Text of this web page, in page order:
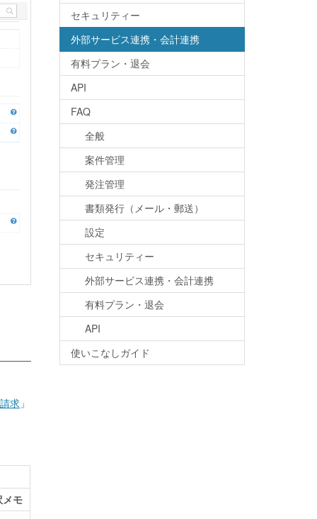
求 」
モ
セキュリティー
外部サービス連携・会計連携
有料プラン・退会
API
FAQ
全般
案件管理
発注管理
書類発行（メール・郵送）
設定
セキュリティー
外部サービス連携・会計連携
有料プラン・退会
API
使いこなしガイド